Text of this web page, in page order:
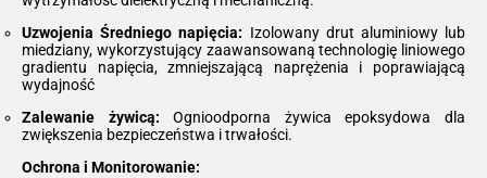
Uzwojenia Średniego napięcia: Izolowany drut aluminiowy lub
miedziany, wykorzystujący zaawansowaną technologię liniowego
gradientu napięcia, zmniejszającą naprężenia i poprawiającą
wydajność
Zalewanie żywicą: Ognioodporna żywica epoksydowa dla
zwiększenia bezpieczeństwa i trwałości.
Ochrona i Monitorowanie: